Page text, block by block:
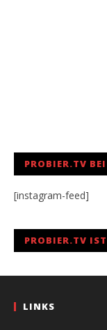
PROBIER.TV
[instagram-feed]
PROBIER.TV
LINKS